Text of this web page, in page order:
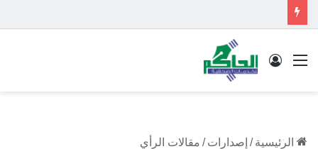
القائمة تسجيل الدخول
الرئيسية / إصدارات / مقالات الرأي